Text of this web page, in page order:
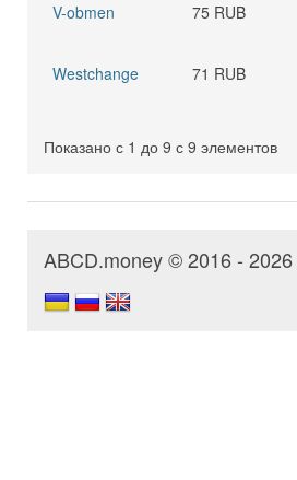
V-obmen
75 RUB
Westchange
71 RUB
Показано с 1 до 9 с 9 элементов
ABCD.money © 2016 - 2026